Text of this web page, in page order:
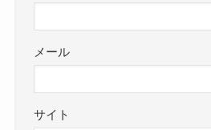
メール
サイト